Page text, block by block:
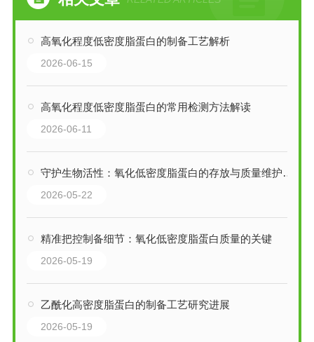
高氧化程度低密度脂蛋白的制备工艺解析
2026-06-15
高氧化程度低密度脂蛋白的常用检测方法解读
2026-06-11
守护生物活性：氧化低密度脂蛋白的存放与质量维护要点
2026-05-22
精准把控制备细节：氧化低密度脂蛋白质量的关键
2026-05-19
乙酰化高密度脂蛋白的制备工艺研究进展
2026-05-19